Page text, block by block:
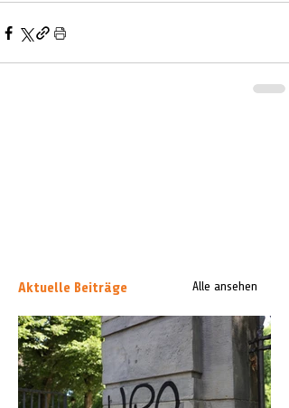
Aktuelle Beiträge Alle ansehen